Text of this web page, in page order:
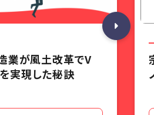
業が風土改革でV
実現した秘訣